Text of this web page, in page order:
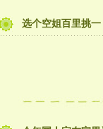
选个空姐百里挑一